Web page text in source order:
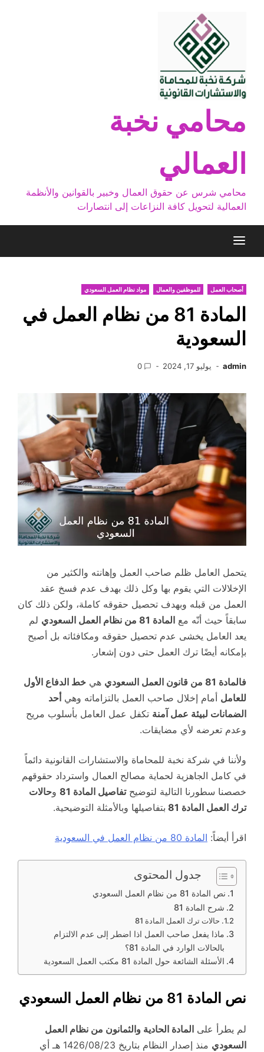
محامي نخبة
العمالي
محامي شرس عن حقوق العمال وخبير بالقوانين والأنظمة
العمالية لتحويل كافة النزاعات إلى انتصارات
أصحاب العمل للموظفين والعمال مواد نظام العمل السعودي
المادة 81 من نظام العمل في
السعودية
admin يوليو 17, 2024 0
يتحمل العامل ظلم صاحب العمل وإهانته والكثير من
الإخلالات التي يقوم بها وكل ذلك بهدف عدم فسخ عقد
العمل من قبله وبهدف تحصيل حقوقه كاملة، ولكن ذلك كان
سابقاً حيث أنّه مع المادة 81 من نظام العمل السعودي
لم
يعد العامل يخشى عدم تحصيل حقوقه ومكافئاته بل أصبح
بإمكانه أيضًا ترك العمل حتى دون إشعار.
فالمادة 81 من قانون العمل السعودي هي خط الدفاع الأول
للعامل أمام إخلال صاحب العمل بالتزاماته وهيأحد
الضمانات لبيئة عمل آمنة تكفل عمل العامل بأسلوب مريح
وعدم تعرضه لأي مضايقات.
ولأننا في شركة نخبة للمحاماة والاستشارات القانونية دائماً
في كامل الجاهزية لحماية مصالح العمال واسترداد حقوقهم
خصصنا سطورنا التالية لتوضيحتفاصيل المادة 81 وحالات
ترك العمل المادة 81
بتفاصيلها وبالأمثلة التوضيحية.
اقرأ أيضاً: المادة 80 من نظام العمل في السعودية
جدول المحتوى
نص المادة 81 من نظام العمل السعودي
شرح المادة 81
حالات ترك العمل المادة 81
ماذا يفعل صاحب العمل اذا اضطر إلى عدم الالتزام
بالحالات الوارد في المادة 81؟
الأسئلة الشائعة حول المادة 81 مكتب العمل السعودية
نص المادة 81 من نظام العمل السعودي
لم يطرأ على المادة الحادية والثمانون من نظام العمل
السعودي
منذ إصدار النظام بتاريخ 1426/08/23 هـ أي